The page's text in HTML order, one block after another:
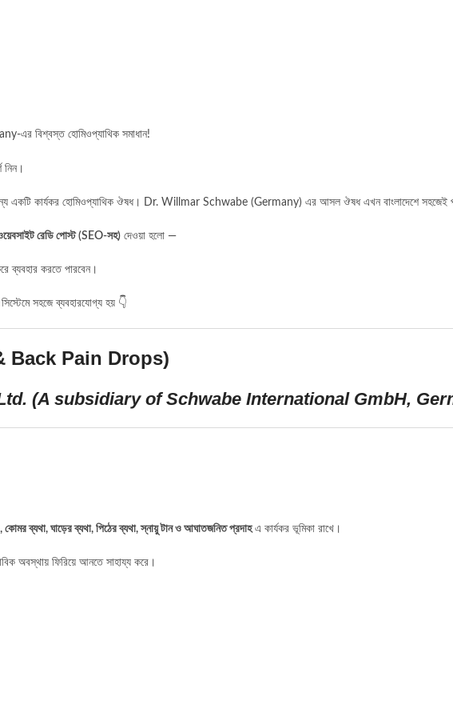
বিশ্বস্ত হোমিওপ্যাথিক সমাধান!
নিন।
কার্যকর হোমিওপ্যাথিক ঔষধ। Dr. Willmar Schwabe (Germany) এর আসল ঔষধ এখন বাংলাদেশে সহজেই
ওয়েবসাইট রেডি পোস্ট (SEO-সহ) দেওয়া হলো —
করতে পারবেন।
সহজে ব্যবহারযোগ্য হয় 👇
Back Pain Drops)
(A subsidiary of Schwabe International GmbH,
ব্যথা, ঘাড়ের ব্যথা, পিঠের ব্যথা, স্নায়ু টান ও আঘাতজনিত প্রদাহএ কার্যকর ভূমিকা রাখে।
অবস্থায় ফিরিয়ে আনতে সাহায্য করে।